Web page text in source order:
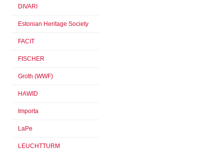
DIVARI
Estonian Heritage Society
FACIT
FISCHER
Groth (WWF)
HAWID
Importa
LaPe
LEUCHTTURM